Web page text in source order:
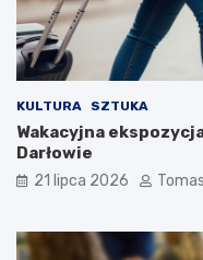
KULTURA SZTUKA
Wakacyjna
Darłowie
21 lipca 2026